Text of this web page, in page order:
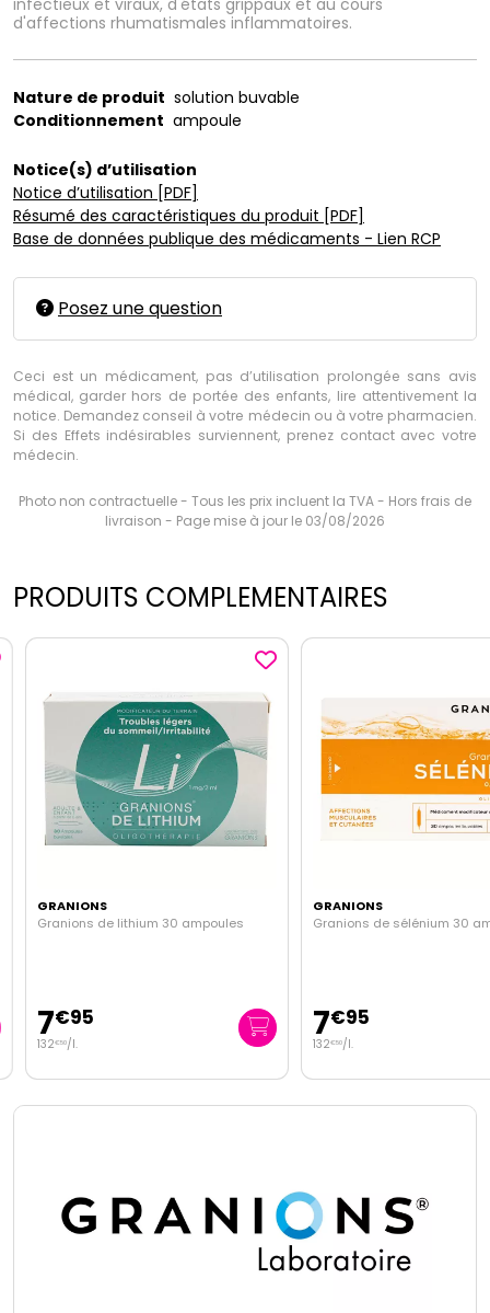
d'affections rhumatismales inflammatoires.
Nature de produit solution buvable
Conditionnement ampoule
Notice(s) d’utilisation
Notice d’utilisation [PDF]
Résumé des caractéristiques du produit [PDF]
Base de données publique des médicaments - Lien RCP
Posez une question
Ceci est un médicament, pas d’utilisation prolongée sans avis
médical, garder hors de portée des enfants, lire attentivement la
notice. Demandez conseil à votre médecin ou à votre pharmacien.
Si des Effets indésirables surviennent, prenez contact avec votre
médecin.
Photo non contractuelle - Tous les prix incluent la TVA - Hors frais de
livraison - Page mise à jour le 03/08/2026
PRODUITS COMPLEMENTAIRES
GRANIONS
Granions de lithium 30 ampoules
7€95
132 €50/l.
GRANIONS
Granions de sélénium 30
7€95
132 €50/l.